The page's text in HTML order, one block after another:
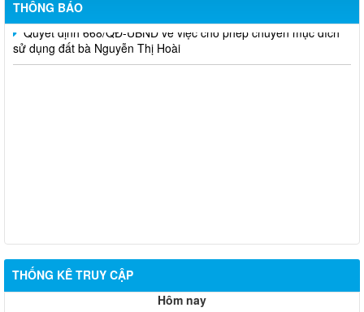
THÔNG BÁO
Quyết định 668/QĐ-UBND về việc cho phép chuyển mục đích
sử dụng đất bà Nguyễn Thị Hoài
THỐNG KÊ TRUY CẬP
Hôm nay